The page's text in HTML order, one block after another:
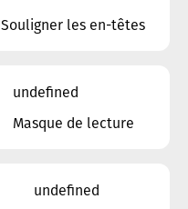
27
3 4
5
Souligner les en-têtes
undefined
Masque de lecture
undefined